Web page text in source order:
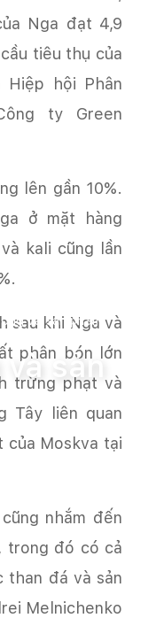
và sản phẩm
sản
Nga đạt 4,9
tiêu thụ của
hội Phân
ty Green
lên gần 10%.
ở mặt hàng
kali cũng lần
sau khi Nga và
phân bón lớn
trừng phạt và
Tây liên quan
của Moskva tại
nhắm đến
trong đó có cả
than đá và sản
Melnichenko